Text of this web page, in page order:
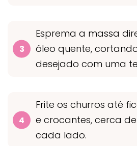
Esprema a massa
óleo quente,
desejado com uma
Frite os churros até
e crocantes, cerca
cada lado.